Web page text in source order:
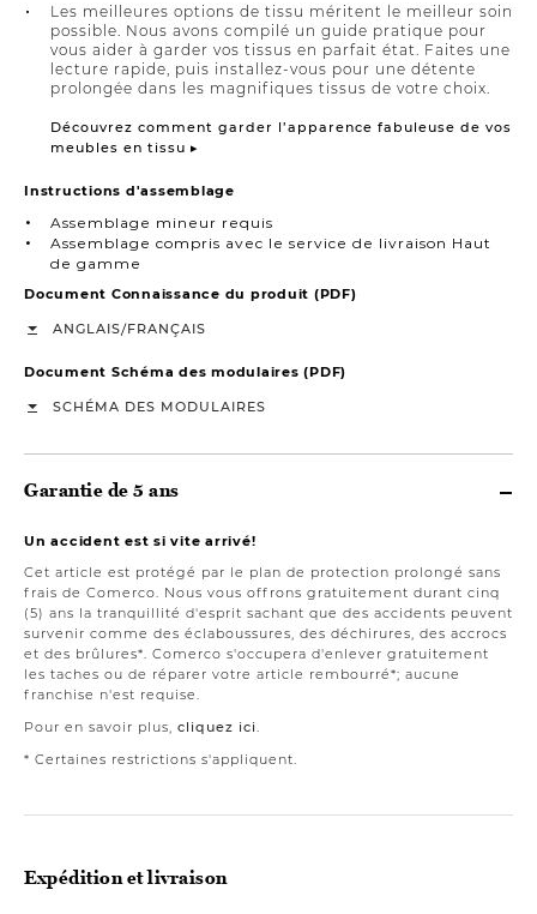
Les meilleures options de tissu méritent le meilleur soin
possible. Nous avons compilé un guide pratique pour
vous aider à garder vos tissus en parfait état. Faites une
lecture rapide, puis installez-vous pour une détente
prolongée dans les magnifiques tissus de votre choix.
Découvrez comment garder l’apparence fabuleuse de vos
meubles en tissu ▸
Instructions d'assemblage
Assemblage mineur requis
Assemblage compris avec le service de livraison Haut
de gamme
Document Connaissance du produit (PDF)
ANGLAIS/FRANÇAIS
Document Schéma des modulaires (PDF)
SCHÉMA DES MODULAIRES
Garantie de 5 ans
Un accident est si vite arrivé!
Cet article est protégé par le plan de protection prolongé sans
frais de Comerco. Nous vous offrons gratuitement durant cinq
(5) ans la tranquillité d'esprit sachant que des accidents peuvent
survenir comme des éclaboussures, des déchirures, des accrocs
et des brûlures*. Comerco s'occupera d'enlever gratuitement
les taches ou de réparer votre article rembourré*; aucune
franchise n'est requise.
Pour en savoir plus, cliquez ici.
* Certaines restrictions s'appliquent.
Expédition et livraison